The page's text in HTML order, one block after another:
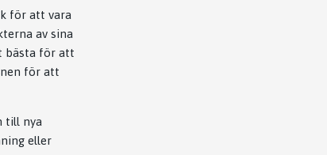
för att vara
av sina
bästa för att
för att
till nya
eller